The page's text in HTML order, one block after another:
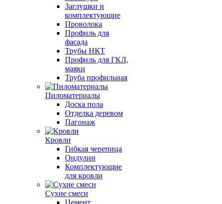
Заглушки и
комплектующие
Проволока
Профиль для
фасада
Трубы НКТ
Профиль для ГКЛ,
маяки
Труба профильная
Пиломатериалы
Доска пола
Отделка деревом
Пагонаж
Кровли
Гибкая черепица
Ондулин
Комплектующие
для кровли
Сухие смеси
Цемент